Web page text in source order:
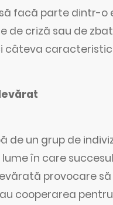
facă parte dintr-o
de criză sau de
câteva
de un grup de
în care
provocare
cooperarea